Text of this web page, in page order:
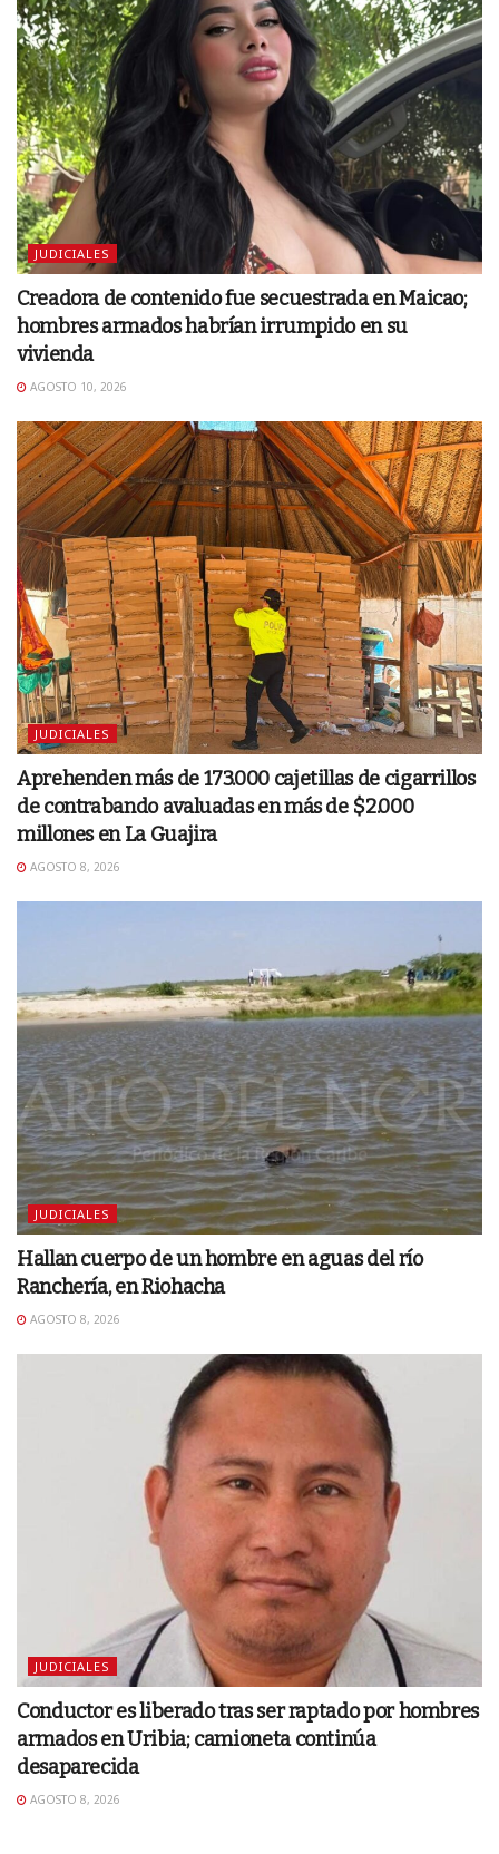
JUDICIALES
Creadora de contenido fue secuestrada en Maicao;
hombres armados habrían irrumpido en su
vivienda
AGOSTO 10, 2026
JUDICIALES
Aprehenden más de 173.000 cajetillas de cigarrillos
de contrabando avaluadas en más de $2.000
millones en La Guajira
AGOSTO 8, 2026
JUDICIALES
Hallan cuerpo de un hombre en aguas del río
Ranchería, en Riohacha
AGOSTO 8, 2026
JUDICIALES
Conductor es liberado tras ser raptado por hombres
armados en Uribia; camioneta continúa
desaparecida
AGOSTO 8, 2026